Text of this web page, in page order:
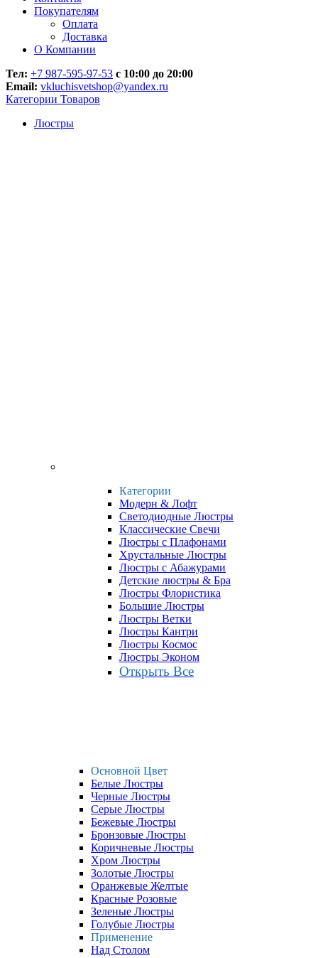
Покупателям
Оплата
Доставка
О Компании
Тел: +7 987-595-97-53 с 10:00 до 20:00
Email: vkluchisvetshop@yandex.ru
Категории Товаров
Люстры
Категории
Модерн & Лофт
Светодиодные Люстры
Классические Свечи
Люстры с Плафонами
Хрустальные Люстры
Люстры с Абажурами
Детские люстры & Бра
Люстры Флористика
Большие Люстры
Люстры Ветки
Люстры Кантри
Люстры Космос
Люстры Эконом
Открыть Все
Основной Цвет
Белые Люстры
Черные Люстры
Серые Люстры
Бежевые Люстры
Бронзовые Люстры
Коричневые Люстры
Хром Люстры
Золотые Люстры
Оранжевые Желтые
Красные Розовые
Зеленые Люстры
Голубые Люстры
Применение
Над Столом